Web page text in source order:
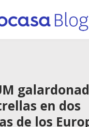
en dos
de los